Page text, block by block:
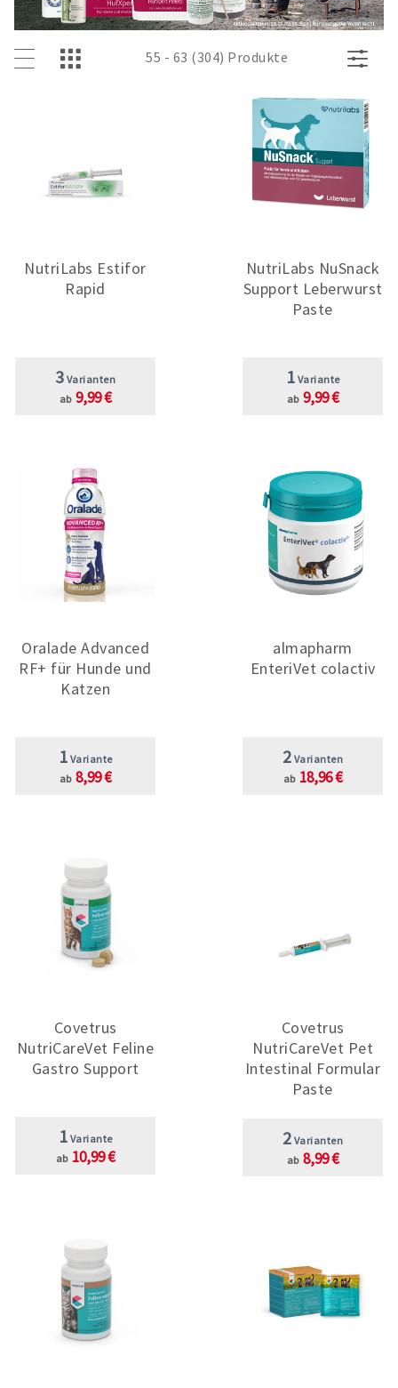
55 - 63 (304) Produkte
NutriLabs Estifor
Rapid
3 Varianten
ab 9,99 €
NutriLabs NuSnack
Support Leberwurst
Paste
1 Variante
ab 9,99 €
Oralade Advanced
RF+ für Hunde und
Katzen
1 Variante
ab 8,99 €
almapharm
EnteriVet colactiv
2 Varianten
ab 18,96 €
Covetrus
NutriCareVet Feline
Gastro Support
1 Variante
ab 10,99 €
Covetrus
NutriCareVet Pet
Intestinal Formular
Paste
2 Varianten
ab 8,99 €